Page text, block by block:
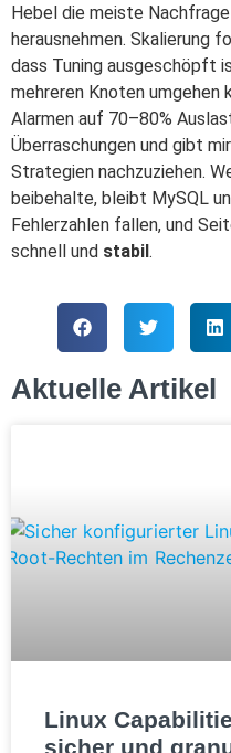
Hebel die meiste
herausnehmen. Skalierung
dass Tuning ausgeschöpft
mehreren Knoten umgehen
Alarmen auf 70–80%
Überraschungen und gibt
Strategien nachzuziehen.
beibehalte, bleibt MySQL
Fehlerzahlen fallen, und
schnell und stabil.
Aktuelle Artikel
Linux
sicher und